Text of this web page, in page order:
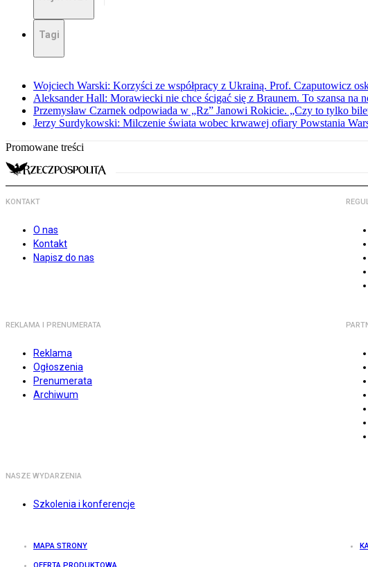
Tagi
Wojciech Warski: Korzyści ze współpracy z Ukrainą. Prof. Czaputowicz
Aleksander Hall: Morawiecki nie chce ścigać się z Braunem. To szansa na
Przemysław Czarnek odpowiada w „Rz” Janowi Rokicie. „Czy to tylko
Jerzy Surdykowski: Milczenie świata wobec krwawej ofiary Powstania
Promowane treści
KONTAKT
O nas
Kontakt
Napisz do nas
REKLAMA I PRENUMERATA
Reklama
Ogłoszenia
Prenumerata
Archiwum
NASZE WYDARZENIA
Szkolenia i konferencje
MAPA STRONY